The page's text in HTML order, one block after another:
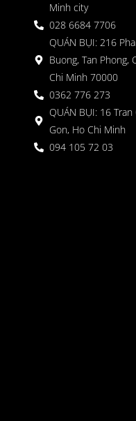
Minh city
028 6684 7706
QUÁN BỤI: 216
Buong, Tan Phong,
Chi Minh 70000
0362 776 273
QUÁN BỤI: 16 Tran
Gon, Ho Chi Minh
094 105 72 03